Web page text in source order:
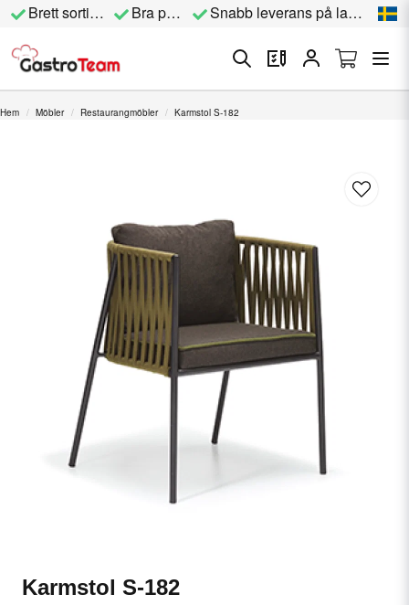
Brett sortiment Bra priser Snabb leverans på lagervara
Hem Möbler Restaurangmöbler Karmstol S-182
Karmstol S-182